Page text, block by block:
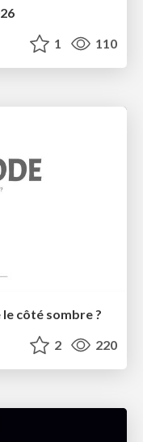
1 110
côté sombre ?
2 220